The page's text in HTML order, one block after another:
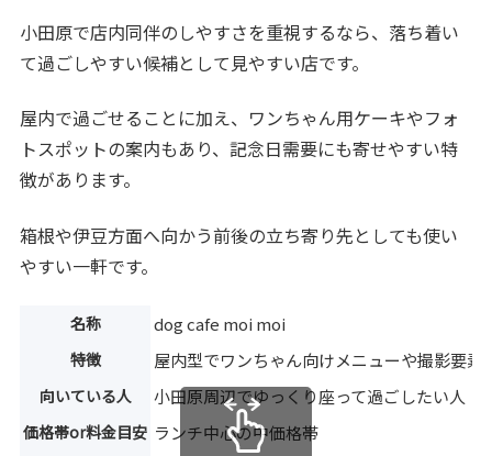
小田原で店内同伴のしやすさを重視するなら、落ち着い
て過ごしやすい候補として見やすい店です。
屋内で過ごせることに加え、ワンちゃん用ケーキやフォ
トスポットの案内もあり、記念日需要にも寄せやすい特
徴があります。
箱根や伊豆方面へ向かう前後の立ち寄り先としても使い
やすい一軒です。
名称 dog cafe moi moi
特徴 屋内型でワンちゃん向けメニューや撮影要素
向いている人 小田原周辺でゆっくり座って過ごしたい人
価格帯or料金目安 ランチ中心の中価格帯